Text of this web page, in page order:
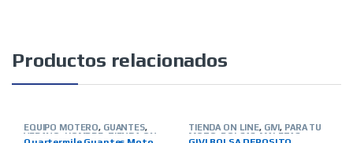
Productos relacionados
EQUIPO MOTERO, GUANTES,
VERANO
HOMBRE TIENDA ON
TIENDA ON LINE, GIVI, PARA TU
MOTO
BOLSAS-MALETAS-